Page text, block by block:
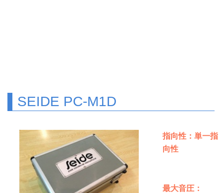
SEIDE PC-M1D
指向性：単一指
向性
最大音圧：